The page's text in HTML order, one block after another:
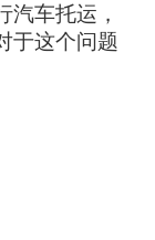
汽车托运，
于这个问题